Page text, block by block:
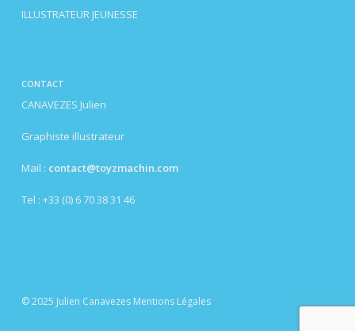
ILLUSTRATEUR JEUNESSE
CONTACT
CANAVEZES Julien
Graphiste illustrateur
Mail : contact@toyzmachin.com
Tel : +33 (0) 6 70 38 31 46
© 2025 Julien Canavezes Mentions Légales